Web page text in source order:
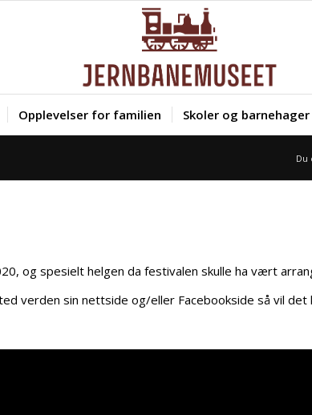
Opplevelser for familien Skoler og barnehager
Du
og spesielt helgen da festivalen skulle ha vært
verden sin nettside og/eller Facebookside så vil